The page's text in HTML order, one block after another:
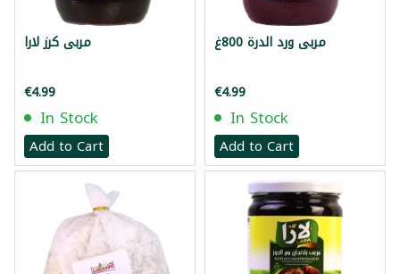
مربى كرز لارا
€4.99
In Stock
Add to Cart
مربى ورد الدرة 800غ
€4.99
In Stock
Add to Cart